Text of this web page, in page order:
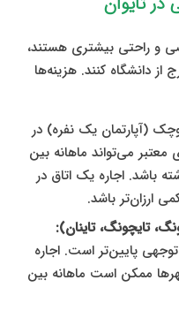
و راحتی بیشتری هستند،
از دانشگاه کنند. هزینه‌ها
(آپارتمان یک نفره) در
معتبر می‌تواند ماهانه بین
داشته باشد. اجاره یک اتاق در
ارزان‌تر باشد.
تایچونگ، تاینان):
پایین‌تر است. اجاره
ممکن است ماهانه بین